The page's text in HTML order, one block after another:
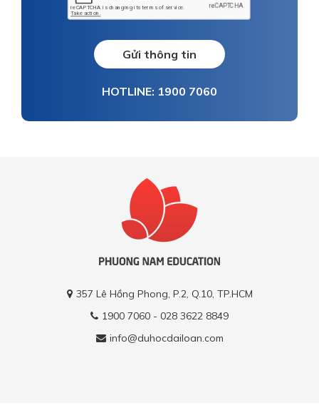
Gửi thông tin
HOTLINE: 1900 7060
357 Lê Hồng Phong, P.2, Q.10, TP.HCM
1900 7060 - 028 3622 8849
info@duhocdailoan.com